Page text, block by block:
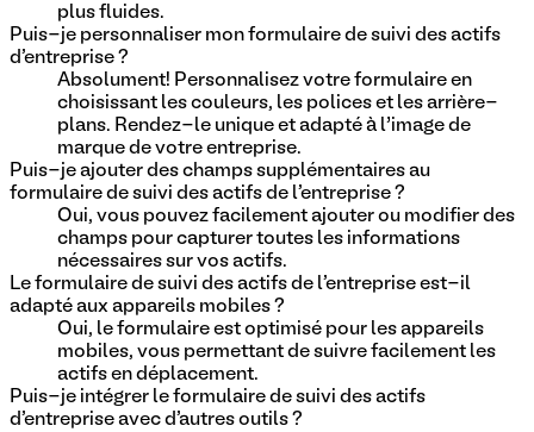
plus fluides.
Puis-je personnaliser mon formulaire de suivi des actifs
d'entreprise ?
Absolument! Personnalisez votre formulaire en
choisissant les couleurs, les polices et les arrière-
plans. Rendez-le unique et adapté à l’image de
marque de votre entreprise.
Puis-je ajouter des champs supplémentaires au
formulaire de suivi des actifs de l'entreprise ?
Oui, vous pouvez facilement ajouter ou modifier des
champs pour capturer toutes les informations
nécessaires sur vos actifs.
Le formulaire de suivi des actifs de l'entreprise est-il
adapté aux appareils mobiles ?
Oui, le formulaire est optimisé pour les appareils
mobiles, vous permettant de suivre facilement les
actifs en déplacement.
Puis-je intégrer le formulaire de suivi des actifs
d'entreprise avec d'autres outils ?